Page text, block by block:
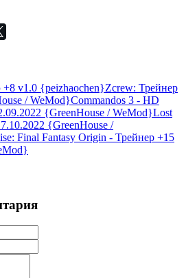
v1.0 {peizhaochen}Zcrew: Трейнер
/ WeMod}Commandos 3 - HD
{GreenHouse / WeMod}Lost
{GreenHouse /
Final Fantasy Origin - Трейнер +15